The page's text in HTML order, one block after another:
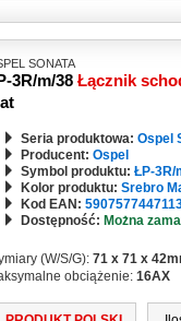
SONATA
3R/m/38 Łącznik
Seria produktowa: Ospel
Producent: Ospel
Symbol produktu: ŁP-3R/
Kolor produktu: Srebro
Kod EAN:
Dostępność: Można
(W/S/G): 71 x 71 x
obciążenie: 16AX